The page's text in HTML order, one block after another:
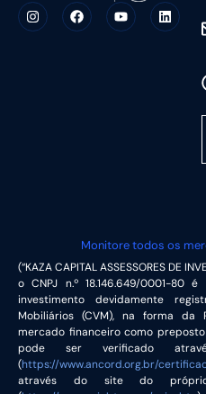
Monitore todos os
(“KAZA CAPITAL ASSESSORES DE
o CNPJ n.º 18.146.649/0001-80
investimento devidamente
Mobiliários (CVM), na forma da
mercado financeiro como
pode ser verificado
(https://www.ancord.org.br/
através do site do